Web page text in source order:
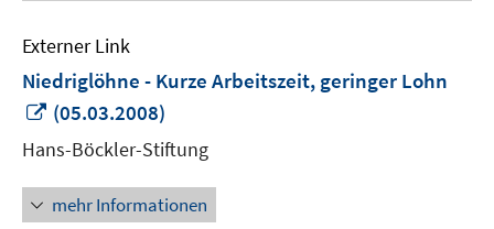
Externer Link
Niedriglöhne - Kurze Arbeitszeit, geringer Lohn
In
neuem
Fenster
öffnen
(05.03.2008)
Hans-Böckler-Stiftung
mehr Informationen